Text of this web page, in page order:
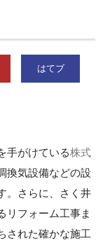
はてブ
手がけている株式
換気設備などの設
。さらに、さく井
リフォーム工事ま
された確かな施工